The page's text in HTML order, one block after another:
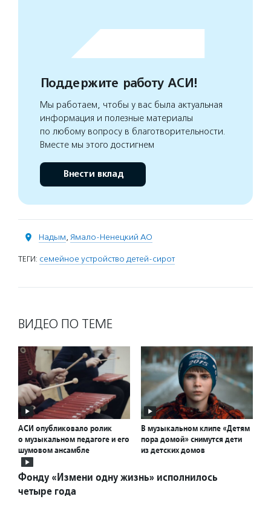
Поддержите работу АСИ!
Мы работаем, чтобы у вас была актуальная
информация и полезные материалы
по любому вопросу в благотворительности.
Вместе мы этого достигнем
Внести вклад
Надым, Ямало-Ненецкий АО
ТЕГИ: семейное устройство детей-сирот
ВИДЕО ПО ТЕМЕ
АСИ опубликовало ролик
о музыкальном педагоге и его
шумовом ансамбле
В музыкальном клипе «Детям
пора домой» снимутся дети
из детских домов
Фонду «Измени одну жизнь» исполнилось
четыре года